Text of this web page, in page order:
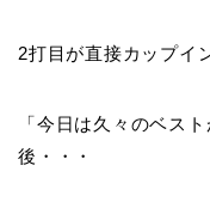
2打目が直接カップイ
「 今日は久々のベスト
後・・・